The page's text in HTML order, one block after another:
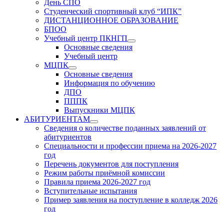
День СПО
Студенческий спортивный клуб “ИПК”
ДИСТАНЦИОННОЕ ОБРАЗОВАНИЕ
БПОО
Учебный центр ПКНГП
Show
sub
Основные сведения
Учебный центр
МЦПК
Show
sub
menu
Основные сведения
Информация по обучению
ДПО
ПППК
Выпускники МЦПК
АБИТУРИЕНТАМ
Show
sub
Сведения о количестве поданных заявлений от
абитуриентов
Специальности и профессии приема на 2026-2027
год
Перечень документов для поступления
Режим работы приёмной комиссии
Правила приема 2026-2027 год
Вступительные испытания
Пример заявления на поступление в колледж 2026
год